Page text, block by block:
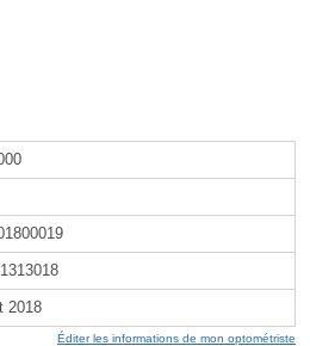
2018
Éditer les informations de mon optométriste